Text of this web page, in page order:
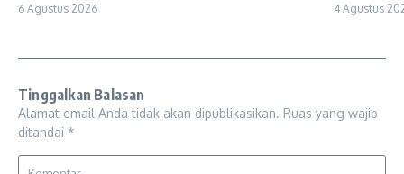
6 Agustus 2026 4 Agustus
Tinggalkan Balasan
Alamat email Anda tidak akan dipublikasikan. Ruas yang wajib
ditandai *